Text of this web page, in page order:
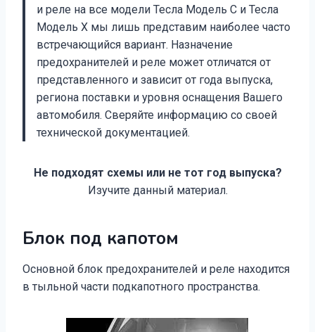
и реле на все модели Тесла Модель С и Тесла
Модель Х мы лишь представим наиболее часто
встречающийся вариант. Назначение
предохранителей и реле может отличатся от
представленного и зависит от года выпуска,
региона поставки и уровня оснащения Вашего
автомобиля. Сверяйте информацию со своей
технической документацией.
Не подходят схемы или не тот год выпуска?
Изучите данный материал.
Блок под капотом
Основной блок предохранителей и реле находится
в тыльной части подкапотного пространства.